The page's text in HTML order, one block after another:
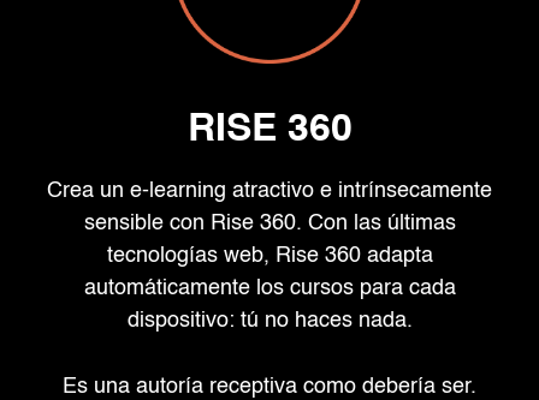
RISE 360
Crea un e-learning atractivo e intrínsecamente
sensible con Rise 360. Con las últimas
tecnologías web, Rise 360 adapta
automáticamente los cursos para cada
dispositivo: tú no haces nada.
Es una autoría receptiva como debería ser.